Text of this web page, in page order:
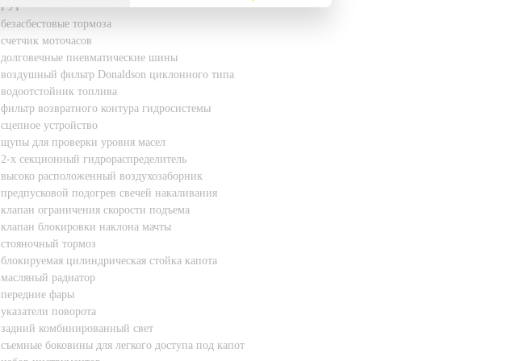
ГУР
безасбестовые тормоза
счетчик моточасов
долговечные пневматические шины
воздушный фильтр Donaldson циклонного типа
водоотстойник топлива
фильтр возвратного контура гидросистемы
сцепное устройство
щупы для проверки уровня масел
2-х секционный гидрораспределитель
высоко расположенный воздухозаборник
предпусковой подогрев свечей накаливания
клапан ограничения скорости подъема
клапан блокировки наклона мачты
стояночный тормоз
блокируемая цилиндрическая стойка капота
масляный радиатор
передние фары
указатели поворота
задний комбинированный свет
съемные боковины для легкого доступа под капот